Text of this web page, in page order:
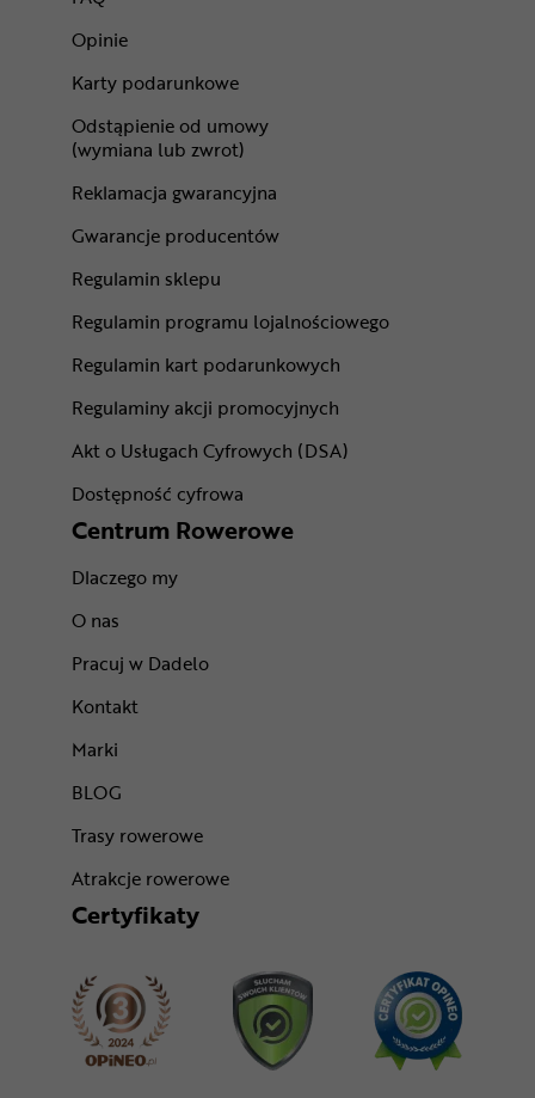
Opinie
Karty podarunkowe
Odstąpienie od umowy
(wymiana lub zwrot)
Reklamacja gwarancyjna
Gwarancje producentów
Regulamin sklepu
Regulamin programu lojalnościowego
Regulamin kart podarunkowych
Regulaminy akcji promocyjnych
Akt o Usługach Cyfrowych (DSA)
Dostępność cyfrowa
Centrum Rowerowe
Dlaczego my
O nas
Pracuj w Dadelo
Kontakt
Marki
BLOG
Trasy rowerowe
Atrakcje rowerowe
Certyfikaty